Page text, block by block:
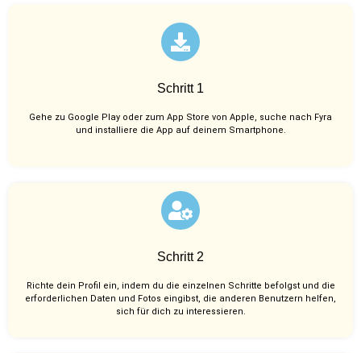
Schritt 1
Gehe zu Google Play oder zum App Store von Apple, suche nach Fyra
und installiere die App auf deinem Smartphone.
Schritt 2
Richte dein Profil ein, indem du die einzelnen Schritte befolgst und die
erforderlichen Daten und Fotos eingibst, die anderen Benutzern helfen,
sich für dich zu interessieren.